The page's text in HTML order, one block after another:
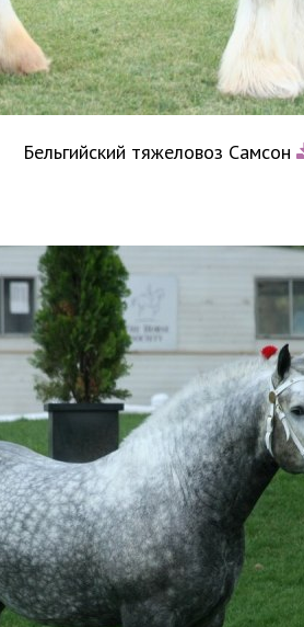
Бельгийский тяжеловоз Самсон